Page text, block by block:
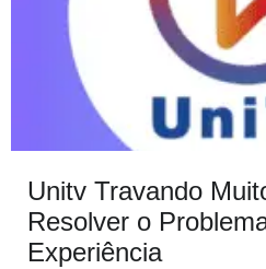
Unitv Travando
Resolver o
Experiência